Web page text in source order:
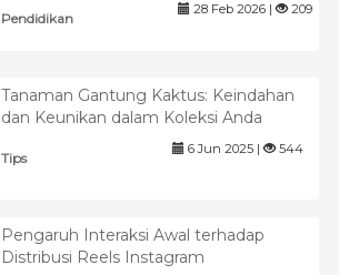
Pendidikan
28 Feb 2026 | 209
Tanaman Gantung Kaktus: Keindahan
dan Keunikan dalam Koleksi Anda
Tips
6 Jun 2025 | 544
Pengaruh Interaksi Awal terhadap
Distribusi Reels Instagram